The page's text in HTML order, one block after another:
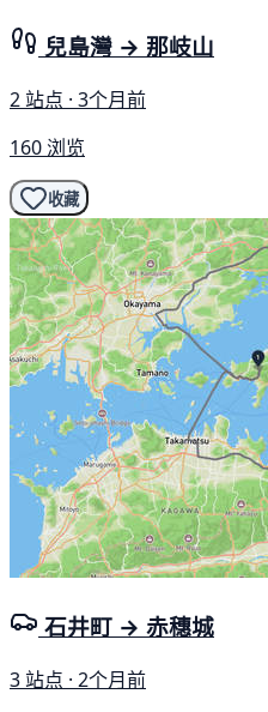
兒島灣 → 那岐山
2 站点 · 3个月前
160 浏览
收藏
石井町 → 赤穗城
3 站点 · 2个月前